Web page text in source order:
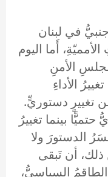
في لبنان
أَما اليوم
الأمنِ
الأداءِ
تغييرٍ دستوريٍّ.
حتميًّا بينما تغييرُ
الدستورَ ولا
ذلك، أن تَبقى
الطاقِمُ السياسيُّ،